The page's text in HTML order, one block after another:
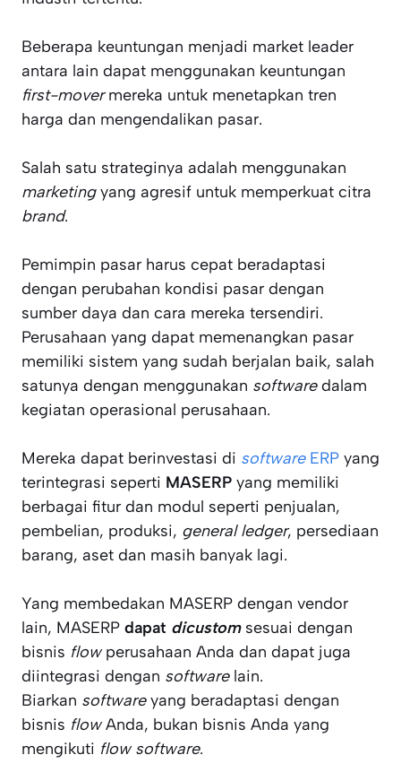
Beberapa keuntungan menjadi market leader
antara lain dapat menggunakan keuntungan
first-movermereka untuk menetapkan tren
harga dan mengendalikan pasar.
Salah satu strateginya adalah menggunakan
marketingyang agresif untuk memperkuat citra
brand.
Pemimpin pasar harus cepat beradaptasi
dengan perubahan kondisi pasar dengan
sumber daya dan cara mereka tersendiri.
Perusahaan yang dapat memenangkan pasar
memiliki sistem yang sudah berjalan baik, salah
satunya dengan menggunakan softwaredalam
kegiatan operasional perusahaan.
Mereka dapat berinvestasi di software ERP yang
terintegrasi seperti MASERP yang memiliki
berbagai fitur dan modul seperti penjualan,
pembelian, produksi, general ledger, persediaan
barang, aset dan masih banyak lagi.
Yang membedakan MASERP dengan vendor
lain, MASERP dapat dicustomsesuai dengan
bisnis flowperusahaan Anda dan dapat juga
diintegrasi dengan software lain.
Biarkan softwareyang beradaptasi dengan
bisnis flowAnda, bukan bisnis Anda yang
mengikuti flow software.